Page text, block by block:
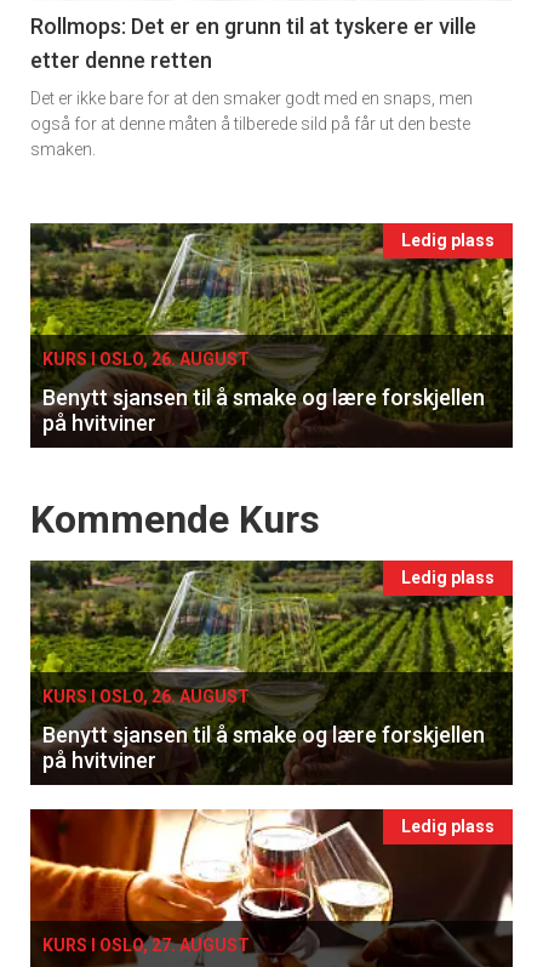
11
Ukens
vin
Rollmops: Det er en grunn til at tyskere er ville
etter denne retten
Det er ikke bare for at den smaker godt med en snaps, men
også for at denne måten å tilberede sild på får ut den beste
smaken.
Events
single
Ledig plass
KURS I OSLO, 26. AUGUST
Benytt sjansen til å smake og lære forskjellen
på hvitviner
Events
Kommende Kurs
Ledig plass
KURS I OSLO, 26. AUGUST
Benytt sjansen til å smake og lære forskjellen
på hvitviner
Ledig plass
KURS I OSLO, 27. AUGUST